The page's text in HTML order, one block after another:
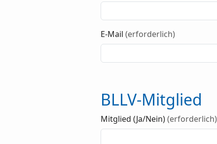
E-Mail (erforderlich)
BLLV-Mitglied
Mitglied (Ja/Nein)(erforderlich)